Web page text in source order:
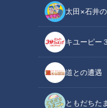
太田×石井
キユーピー
道との遭遇
ともだちた
「サンデードラゴンズ」よ
中日ドラゴン
サンドラコラ